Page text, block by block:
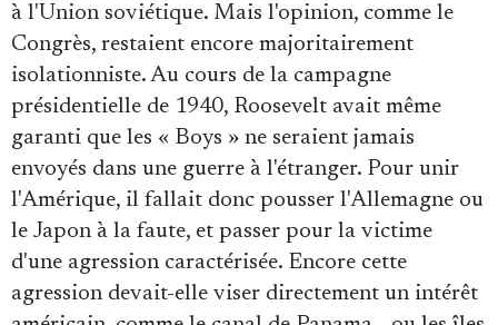
à l'Union soviétique. Mais l'opinion, comme le
Congrès, restaient encore majoritairement
isolationniste. Au cours de la campagne
présidentielle de 1940, Roosevelt avait même
garanti que les « Boys » ne seraient jamais
envoyés dans une guerre à l'étranger. Pour unir
l'Amérique, il fallait donc pousser l'Allemagne ou
le Japon à la faute, et passer pour la victime
d'une agression caractérisée. Encore cette
agression devait-elle viser directement un intérêt